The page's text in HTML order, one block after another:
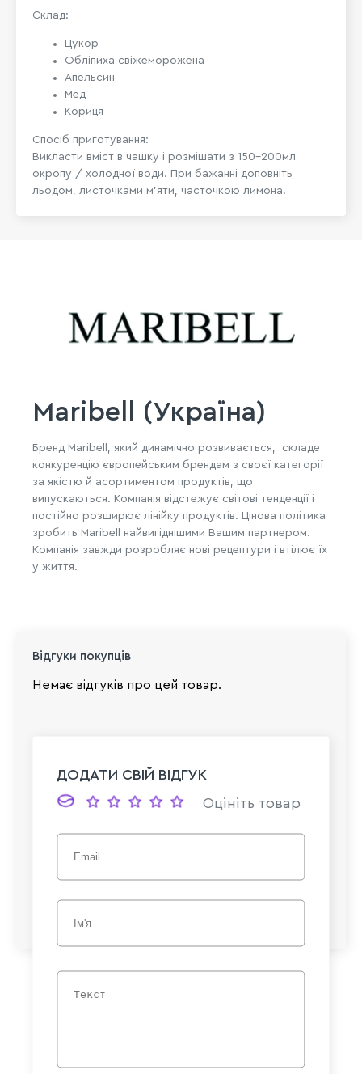
Склад:
Цукор
Обліпиха свіжеморожена
Апельсин
Мед
Кориця
Спосіб приготування:
Викласти вміст в чашку і розмішати з 150-200мл
окропу / холодної води. При бажанні доповніть
льодом, листочками м'яти, часточкою лимона.
Maribell (Україна)
Бренд Maribell, який динамічно розвивається, складе
конкуренцію європейським брендам з своєї категорії
за якістю й асортиментом продуктів, що
випускаються. Компанія відстежує світові тенденції і
постійно розширює лінійку продуктів. Цінова політика
зробить Maribell найвигіднішими Вашим партнером.
Компанія завжди розробляє нові рецептури і втілює їх
у життя.
Відгуки покупців
Немає відгуків про цей товар.
ДОДАТИ СВІЙ ВІДГУК
Оцініть товар